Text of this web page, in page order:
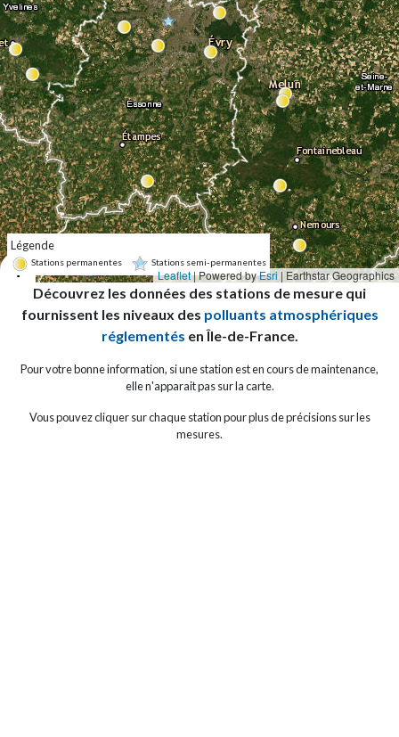
+
Leaflet| Powered byEsri | Earthstar Geographics
Légende
Stations permanentes Stations semi-permanentes
Découvrez les données des stations de mesure qui
fournissent les niveaux des polluants atmosphériques
réglementés en Île-de-France.
Pour votre bonne information, si une station est en cours de maintenance,
elle n'apparait pas sur la carte.
Vous pouvez cliquer sur chaque station pour plus de précisions sur les
mesures.